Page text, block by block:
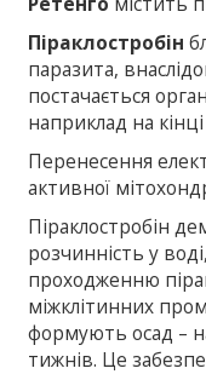
Піраклостробін
паразита,
постачається
наприклад на
Перенесення
активної
Піраклостробін
розчинність у
проходженню
міжклітинних
формують осад –
тижнів. Це